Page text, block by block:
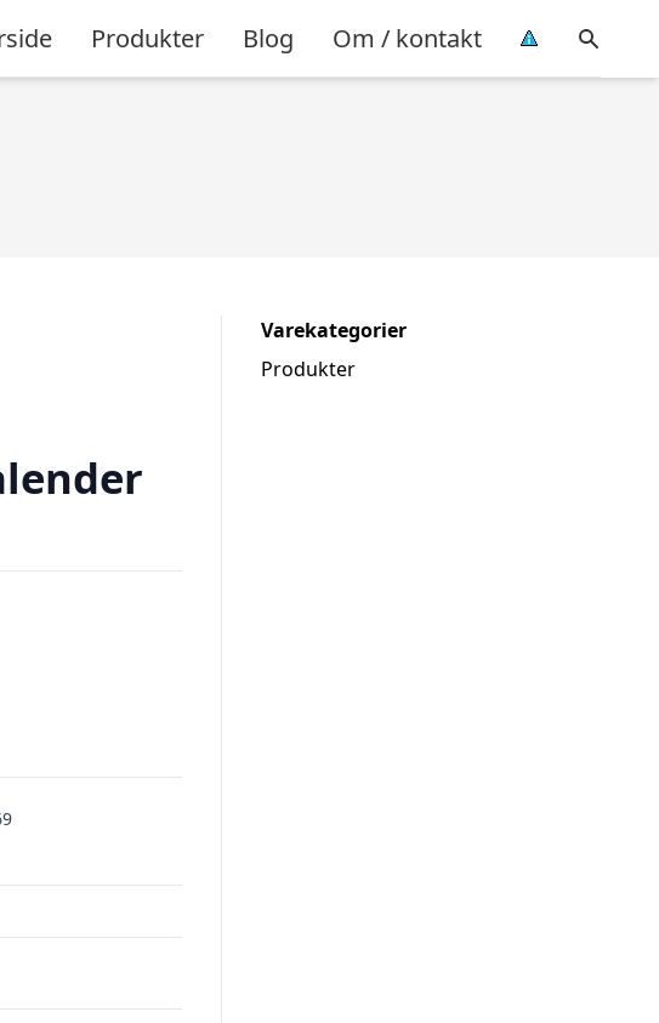
Produkter Blog Om / kontakt
Varekategorier
Produkter